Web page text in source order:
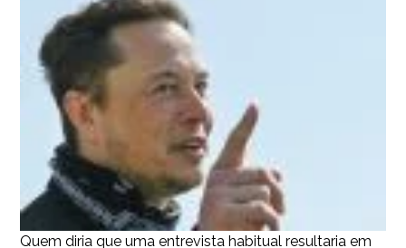
Quem diria que uma entrevista habitual resultaria em